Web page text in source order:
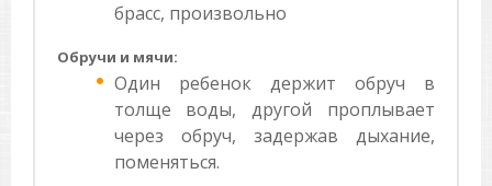
брасс, произвольно
Обручи и мячи:
Один ребенок держит обруч в
толще воды, другой проплывает
через обруч, задержав дыхание,
поменяться.